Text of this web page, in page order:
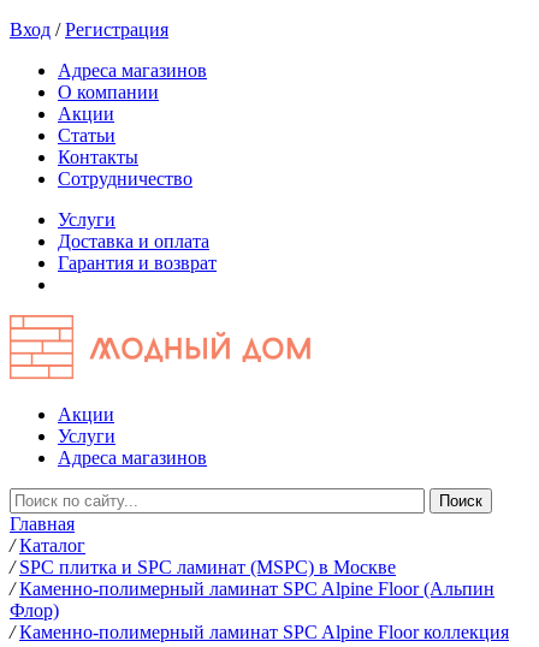
Вход /Регистрация
Адреса магазинов
О компании
Акции
Статьи
Контакты
Сотрудничество
Услуги
Доставка и оплата
Гарантия и возврат
Акции
Услуги
Адреса магазинов
Главная
/ Каталог
/ SPC плитка и SPC ламинат (MSPC) в Москве
/ Каменно-полимерный ламинат SPC Alpine Floor (Альпин
Флор)
/ Каменно-полимерный ламинат SPC Alpine Floor коллекция